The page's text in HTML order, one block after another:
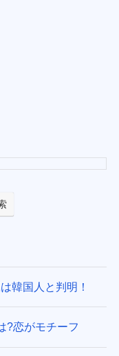
韓国人と判明！
?恋がモチーフ